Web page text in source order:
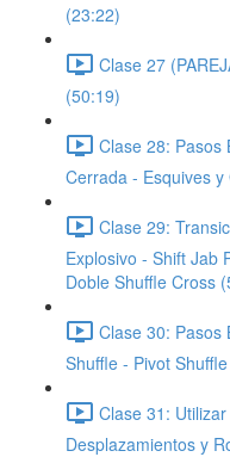
(23:22)
Clase 27
(50:19)
Clase 28: Pasos
Cerrada - Esquives
Clase 29:
Explosivo - Shift Jab
Doble Shuffle Cross
Clase 30: Pasos
Shuffle - Pivot
Clase 31:
Desplazamientos y